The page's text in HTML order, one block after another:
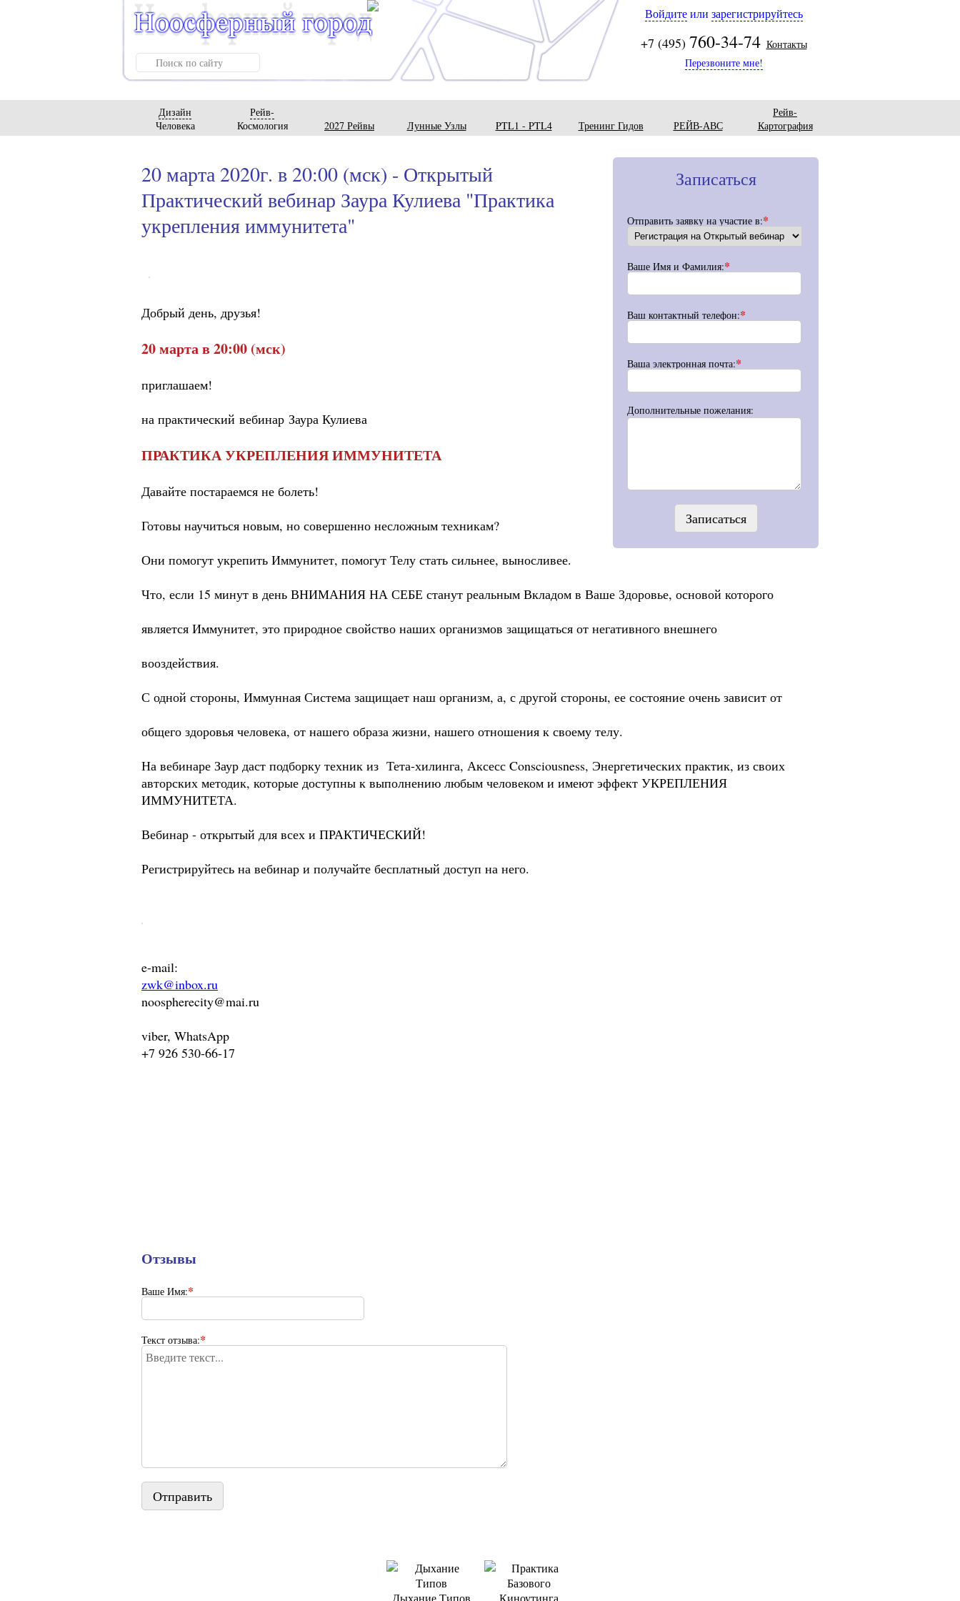
+7 (495) 760-34-74 Контакты
Перезвоните мне!
Войдитеили зарегистрируйтесь
Дизайн
Человека
Рейв-
Космология
2027 Рейвы Лунные Узлы PTL1 - PTL4 Тренинг Гидов РЕЙВ-АВС
Рейв-
Картография
20 марта 2020г. в 20:00 (мск) - Открытый
Практический вебинар Заура Кулиева "Практика
укрепления иммунитета"
Записаться
Отправить заявку на участие в:*
Ваше Имя и Фамилия:*
Ваш контактный телефон:*
Ваша электронная почта:*
Дополнительные пожелания:
Записаться
Добрый день, друзья!
20 марта в 20:00 (мск)
приглашаем!
на практический вебинар Заура Кулиева
ПРАКТИКА УКРЕПЛЕНИЯ ИММУНИТЕТА
Давайте постараемся не болеть!
Готовы научиться новым, но совершенно несложным техникам?
Они помогут укрепить Иммунитет, помогут Телу стать сильнее, выносливее.
Что, если 15 минут в день ВНИМАНИЯ НА СЕБЕ станут реальным Вкладом в Ваше Здоровье, основой которого
является Иммунитет, это природное свойство наших организмов защищаться от негативного внешнего
вооздействия.
С одной стороны, Иммунная Система защищает наш организм, а, с другой стороны, ее состояние очень зависит от
общего здоровья человека, от нашего образа жизни, нашего отношения к своему телу.
На вебинаре Заур даст подборку техник из Тета-хилинга, Аксесс Consciousness, Энергетических практик, из своих
авторских методик, которые доступны к выполнению любым человеком и имеют эффект УКРЕПЛЕНИЯ
ИММУНИТЕТА.
Вебинар - открытый для всех и ПРАКТИЧЕСКИЙ!
Регистрируйтесь на вебинар и получайте бесплатный доступ на него.
e-mail:
zwk@inbox.ru
noospherecity@mai.ru
viber, WhatsApp
+7 926 530-66-17
Отзывы
Ваше Имя:*
Текст отзыва:*
Отправить
Дыхание Типов